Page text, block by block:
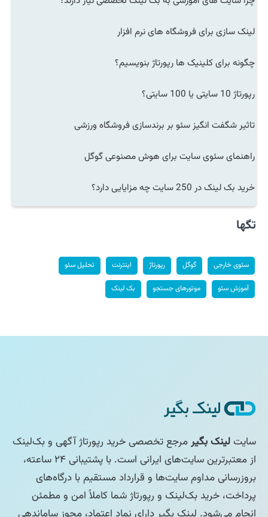
لینک سازی برای فروشگاه های نرم افزار
چگونه برای کلینیک ها رپورتاژ بنویسیم؟
رپورتاژ 10 سایتی یا 100 سایتی؟
تاثیر شگفت انگیز سئو بر برندسازی فروشگاه ورزشی
راهنمای سئوی سایت برای هوش مصنوعی گوگل
خرید بک لینک در 250 سایت چه مزایایی دارد؟
تگها
سئوی خارجی گوگل رپورتاژ اینترنت تحلیل سئو
آموزش سئو موتورهای جستجو بک لینک
سایتلینک بگیرمرجع تخصصی خرید رپورتاژ آگهی و بک‌لینک
از معتبرترین سایت‌های ایرانی است. با پشتیبانی ۲۴ ساعته،
بروزرسانی مداوم سایت‌ها و قرارداد مستقیم با درگاه‌های
پرداخت، خرید بک‌لینک و رپورتاژ شما کاملاً امن و مطمئن
انجام می‌شود. لینک بگیر دارای نماد اعتماد، مجوز ساماندهی